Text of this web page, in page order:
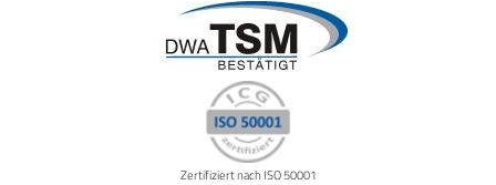
Zertifiziert nach ISO 50001